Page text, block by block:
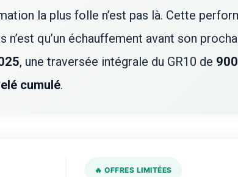
la plus folle n’est pas là. Cette
n’est qu’un échauffement avant son
, une traversée intégrale du GR10 de
cumulé.
🔥 OFFRES LIMITÉES